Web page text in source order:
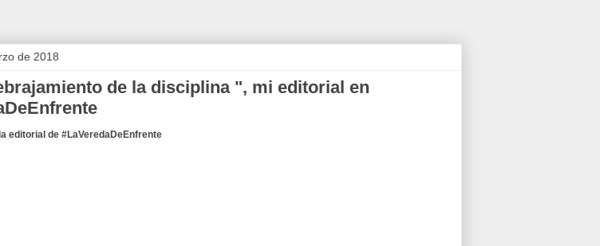
de 2018
de la disciplina ", mi editorial en
editorial de #LaVeredaDeEnfrente